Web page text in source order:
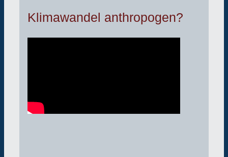
Klimawandel anthropogen?